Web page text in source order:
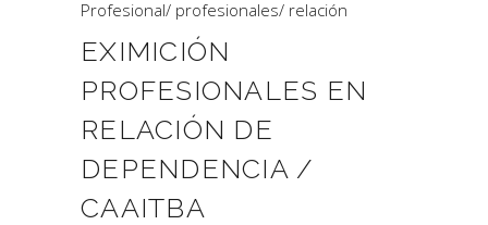
Profesional/ profesionales/ relación
EXIMICIÓN
PROFESIONALES EN
RELACIÓN DE
DEPENDENCIA /
CAAITBA